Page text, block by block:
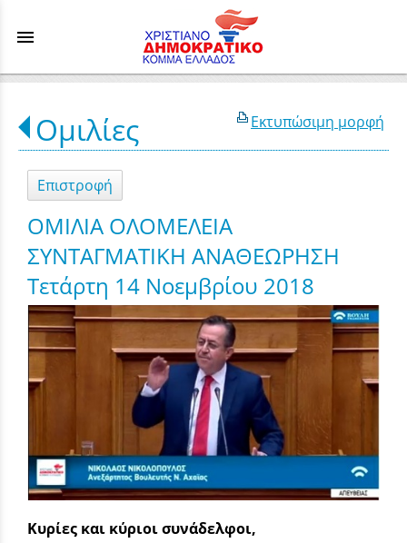
menu
Εκτυπώσιμη μορφή
Ομιλίες
Επιστροφή
ΟΜΙΛΙΑ ΟΛΟΜΕΛΕΙΑ
ΣΥΝΤΑΓΜΑΤΙΚΗ ΑΝΑΘΕΩΡΗΣΗ
Τετάρτη 14 Νοεμβρίου 2018
Κυρίες και κύριοι συνάδελφοι,